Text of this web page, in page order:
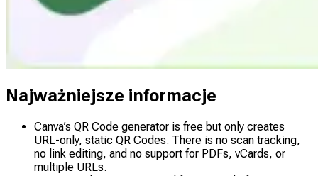
Najważniejsze informacje
Canva’s QR Code generator is free but only creates
URL-only, static QR Codes. There is no scan tracking,
no link editing, and no support for PDFs, vCards, or
multiple URLs.